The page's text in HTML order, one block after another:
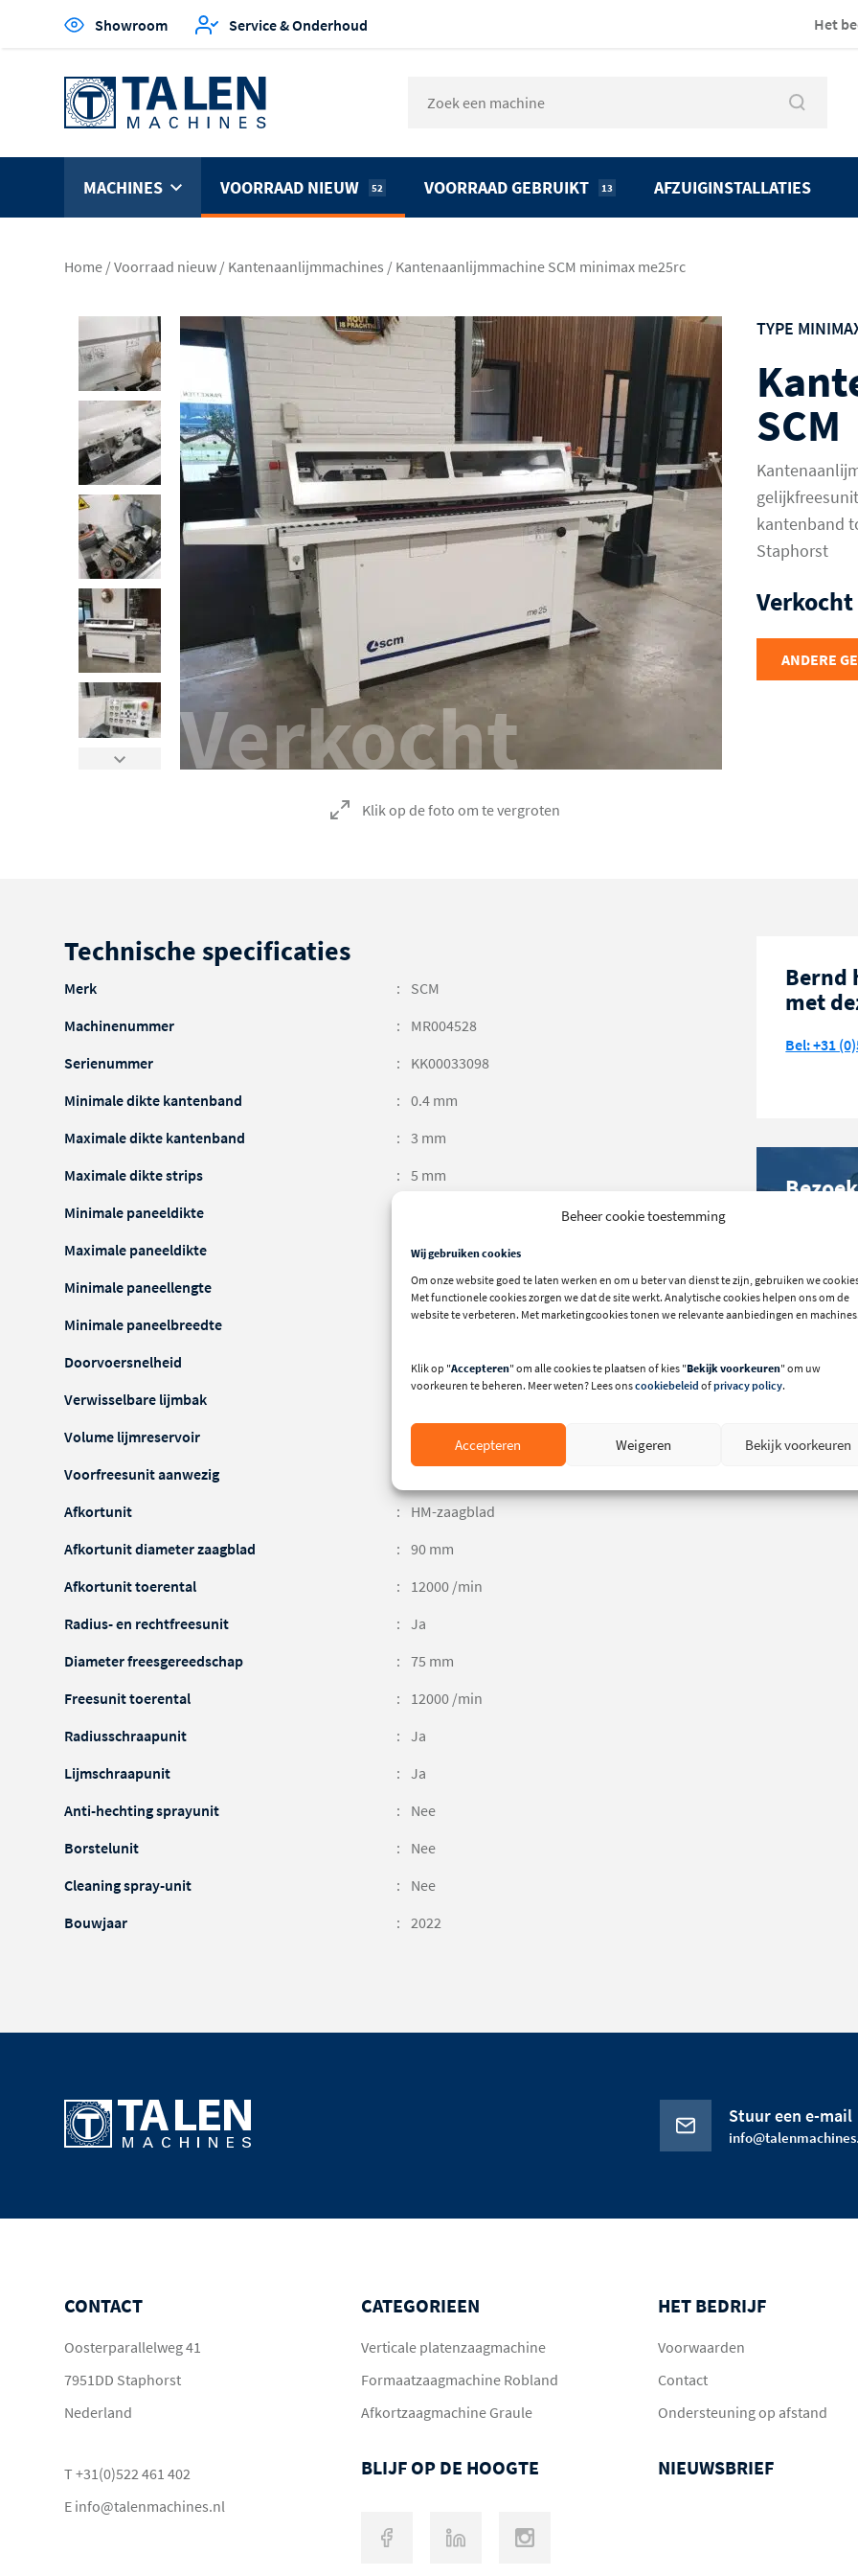
Beheer cookie toestemming
Wij gebruiken cookies
Om onze website goed te laten werken en om u beter van dienst te zijn, gebruiken we
Met functionele cookies zorgen we dat de site werkt. Analytische cookies helpen ons om de
website te verbeteren. Met marketingcookies tonen we relevante aanbiedingen en
Klik op "Accepteren" om alle cookies te plaatsen of kies "Bekijk voorkeuren" om uw
voorkeuren te beheren. Meer weten? Lees onscookiebeleid ofprivacy policy.
Accepteren Weigeren Bekijk voorkeuren
Showroom Service & Onderhoud Het
MACHINES VOORRAAD NIEUW 52 VOORRAAD GEBRUIKT 13 AFZUIGINSTALLATIES
Home /Voorraad nieuw / Kantenaanlijmmachines / Kantenaanlijmmachine SCM minimax me25rc
Verkocht
TYPE
SCM
kantenband
Staphorst
Verkocht
ANDERE
Klik op de foto om te vergroten
Technische specificaties
Merk
SCM
Machinenummer
MR004528
Serienummer
KK00033098
Minimale dikte kantenband
0.4 mm
Maximale dikte kantenband
3 mm
Maximale dikte strips
5 mm
Minimale paneeldikte
Maximale paneeldikte
50 mm
Minimale paneellengte
190 mm
Minimale paneelbreedte
65 mm
Doorvoersnelheid
7 /min
Verwisselbare lijmbak
Volume lijmreservoir
Voorfreesunit aanwezig
Afkortunit
HM-zaagblad
Afkortunit diameter zaagblad
90 mm
Afkortunit toerental
12000 /min
Radius- en rechtfreesunit
Ja
Diameter freesgereedschap
75 mm
Freesunit toerental
12000 /min
Radiusschraapunit
Ja
Lijmschraapunit
Ja
Anti-hechting sprayunit
Nee
Borstelunit
Nee
Cleaning spray-unit
Nee
Bouwjaar
2022
Bernd
met
Bel: +31
Stuur een e-mail
CONTACT
Oosterparallelweg 41
7951DD Staphorst
Nederland
T +31(0)522 461 402
E info@talenmachines.nl
CATEGORIEEN
Verticale platenzaagmachine
Formaatzaagmachine Robland
Afkortzaagmachine Graule
BLIJF OP DE HOOGTE
HET BEDRIJF
Voorwaarden
Contact
Ondersteuning op afstand
NIEUWSBRIEF